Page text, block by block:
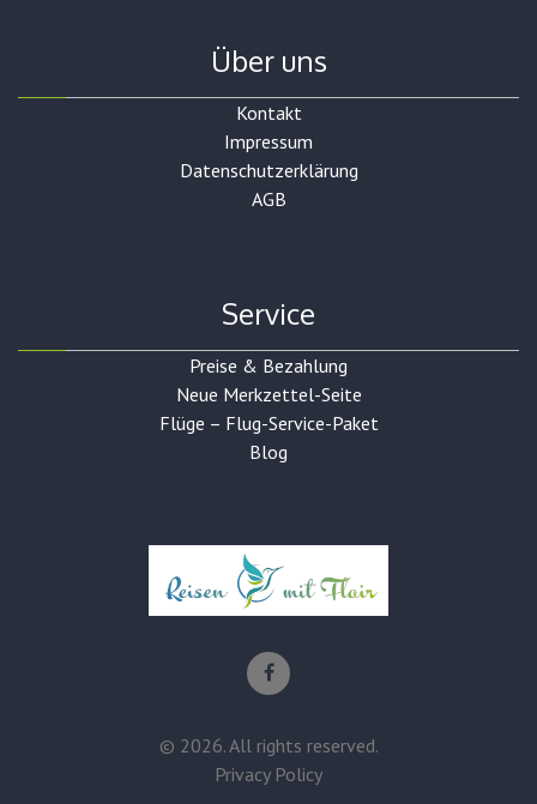
Über uns
Kontakt
Impressum
Datenschutzerklärung
AGB
Service
Preise & Bezahlung
Neue Merkzettel-Seite
Flüge – Flug-Service-Paket
Blog
© 2026. All rights reserved.
Privacy Policy